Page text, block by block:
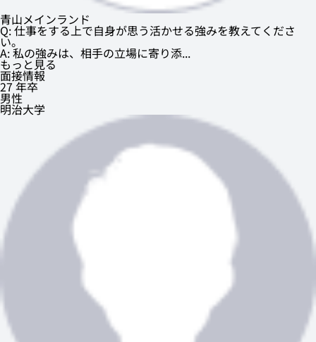
青山メインランド
Q: 仕事をする上で自身が思う活かせる強みを教えてくださ
い。
A: 私の強みは、相手の立場に寄り添...
もっと見る
面接情報
27 年卒
男性
明治大学